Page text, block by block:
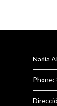
Nadia
Phone: